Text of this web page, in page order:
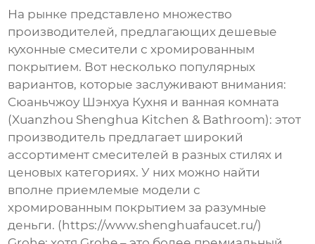
На рынке представлено множество
производителей, предлагающихдешевые
кухонные смесители с хромированным
покрытием. Вот несколько популярных
вариантов, которые заслуживают внимания:
Cюаньчжоу Шэнхуа Кухня и ванная комната
(Xuanzhou Shenghua Kitchen & Bathroom): этот
производитель предлагает широкий
ассортимент смесителей в разных стилях и
ценовых категориях. У них можно найти
вполне приемлемые модели с
хромированным покрытием за разумные
деньги. (https://www.shenghuafaucet.ru/)